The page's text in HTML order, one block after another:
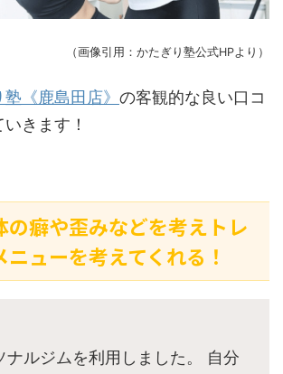
（画像引用：かたぎり塾公式HPより）
《鹿島田店》 の客観的な良い口コ
きます！
の癖や歪みなどを考えトレ
ューを考えてくれる！
ナルジムを利用しました。 自分